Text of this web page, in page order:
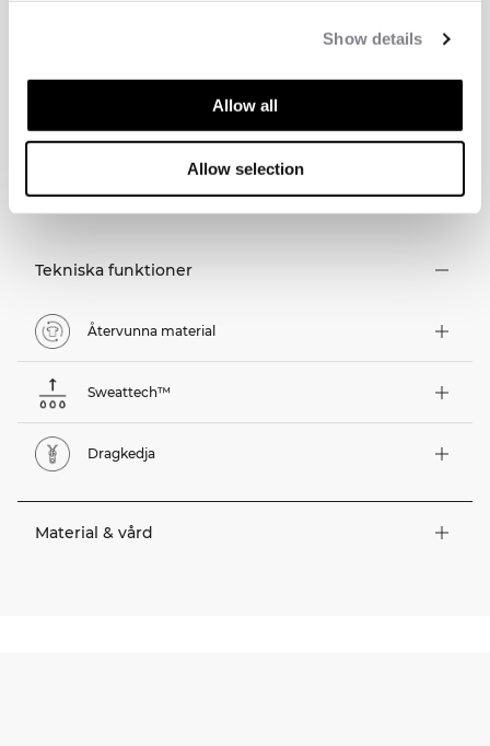
Show details
Allow all
Allow selection
TEKNISKA ASPEKTER
Tekniska funktioner
Återvunna material
Sweattech™
Dragkedja
Material & vård